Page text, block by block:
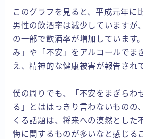
このグラフを見ると、平成元年に
男性の飲酒率は減少していますが
の一部で飲酒率が増加しています
み」や「不安」をアルコールでま
え、精神的な健康被害が報告され
僕の周りでも、「不安をまぎらわ
る」とははっきり言わないものの
くる話題は、将来への漠然とした
悔に関するものが多いなと感じる